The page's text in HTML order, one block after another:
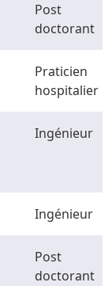
Post
doctorant
Praticien
hospitalier
Ingénieur
Ingénieur
Post
doctorant